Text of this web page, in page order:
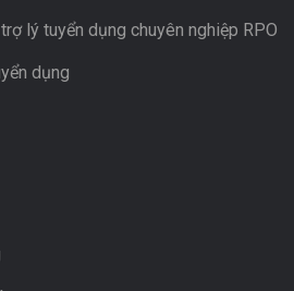
lý tuyển dụng chuyên nghiệp RPO
dụng